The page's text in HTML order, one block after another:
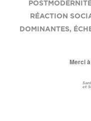
RÉACTION
DOMINANTES,
Merci